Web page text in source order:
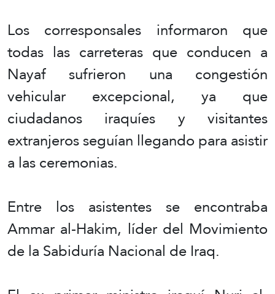
Los corresponsales informaron que
todas las carreteras que conducen a
Nayaf sufrieron una congestión
vehicular excepcional, ya que
ciudadanos iraquíes y visitantes
extranjeros seguían llegando para asistir
a las ceremonias.
Entre los asistentes se encontraba
Ammar al-Hakim, líder del Movimiento
de la Sabiduría Nacional de Iraq.